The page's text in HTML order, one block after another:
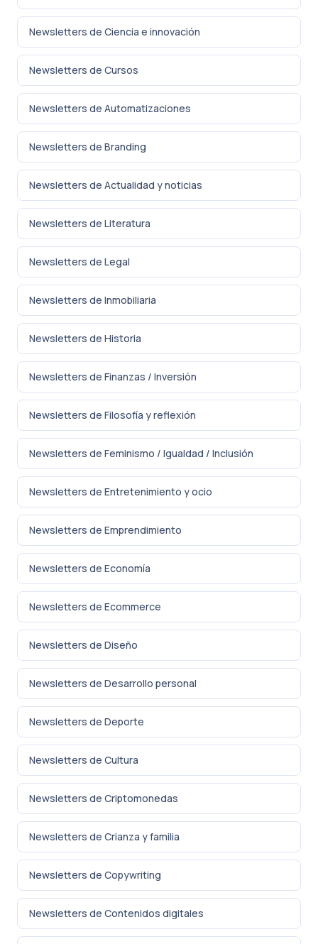
Newsletters de Ciencia e innovación
Newsletters de Cursos
Newsletters de Automatizaciones
Newsletters de Branding
Newsletters de Actualidad y noticias
Newsletters de Literatura
Newsletters de Legal
Newsletters de Inmobiliaria
Newsletters de Historia
Newsletters de Finanzas / Inversión
Newsletters de Filosofía y reflexión
Newsletters de Feminismo / Igualdad / Inclusión
Newsletters de Entretenimiento y ocio
Newsletters de Emprendimiento
Newsletters de Economía
Newsletters de Ecommerce
Newsletters de Diseño
Newsletters de Desarrollo personal
Newsletters de Deporte
Newsletters de Cultura
Newsletters de Criptomonedas
Newsletters de Crianza y familia
Newsletters de Copywriting
Newsletters de Contenidos digitales